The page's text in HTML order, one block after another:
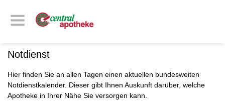
Notdienst
Hier finden Sie an allen Tagen einen aktuellen bundesweiten
Notdienstkalender. Dieser gibt Ihnen Auskunft darüber, welche
Apotheke in Ihrer Nähe Sie versorgen kann.